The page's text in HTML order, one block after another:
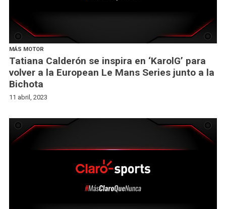
MÁS MOTOR
Tatiana Calderón se inspira en ‘KarolG’ para
volver a la European Le Mans Series junto a la
Bichota
11 abril, 2023